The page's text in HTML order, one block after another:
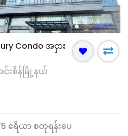
Condo အငှား
းစိန်မြို့နယ်
ဧရိယာ စတုရန်းပေ